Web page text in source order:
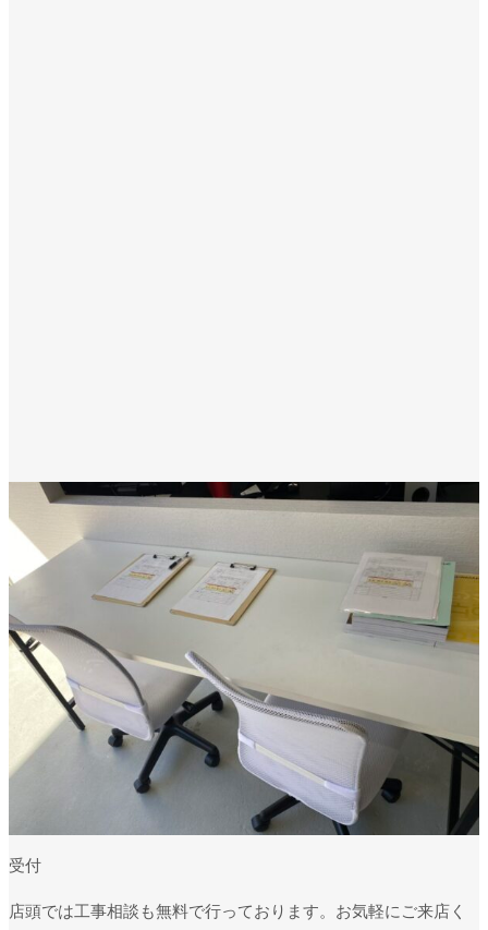
受付
店頭では工事相談も無料で行っております。お気軽にご来店く